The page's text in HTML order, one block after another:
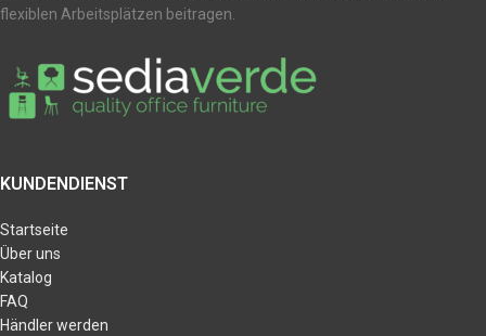
flexiblen Arbeitsplätzen beitragen.
KUNDENDIENST
Startseite
Über uns
Katalog
FAQ
Händler werden